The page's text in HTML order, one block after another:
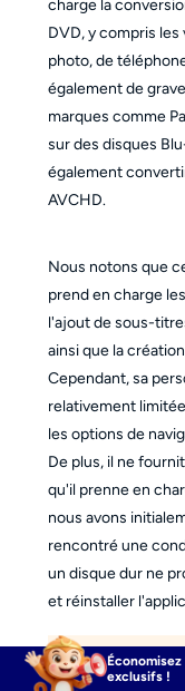
charge la
DVD, y compris
photo, de
également de
marques comme
sur des disques
également
AVCHD.
Nous notons que
prend en charge
l'ajout de sous-
ainsi que la
Cependant, sa
relativement
les options de
De plus, il ne
qu'il prenne en
nous avons
rencontré une
un disque dur ne
et réinstaller
Les
Économisez
exclusifs !